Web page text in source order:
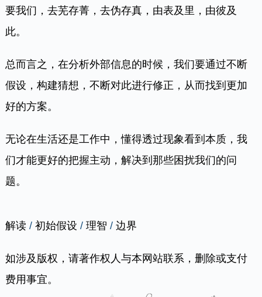
要我们，去芜存菁，去伪存真，由表及里，由彼及
此。
总而言之，在分析外部信息的时候，我们要通过不断
假设，构建猜想，不断对此进行修正，从而找到更加
好的方案。
无论在生活还是工作中，懂得透过现象看到本质，我
们才能更好的把握主动，解决到那些困扰我们的问
题。
解读 /初始假设 /理智 /边界
如涉及版权，请著作权人与本网站联系，删除或支付
费用事宜。